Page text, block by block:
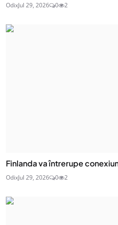
OdixJul 29, 2026 0 2
Finlanda va întrerupe
OdixJul 29, 2026 0 2